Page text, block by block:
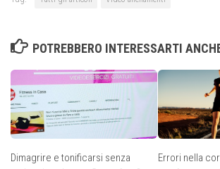
POTREBBERO INTERESSARTI
Dimagrire e tonificarsi senza
Errori nella